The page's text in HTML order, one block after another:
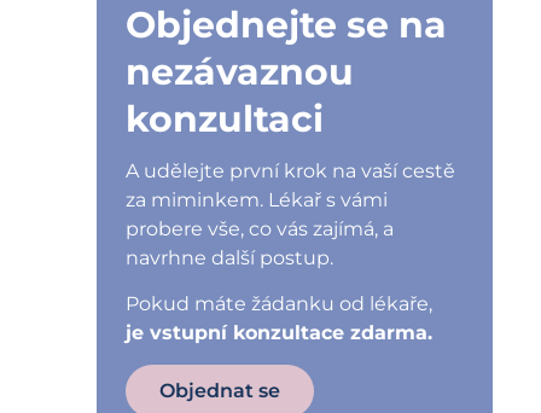
Objednejte se na
nezávaznou
konzultaci
A udělejte první krok na vaší cestě
za miminkem. Lékař s vámi
probere vše, co vás zajímá, a
navrhne další postup.
Pokud máte žádanku od lékaře,
je vstupní konzultace zdarma.
Objednat se